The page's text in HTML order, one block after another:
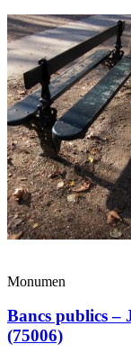
Monumen
Bancs publics
(75006)